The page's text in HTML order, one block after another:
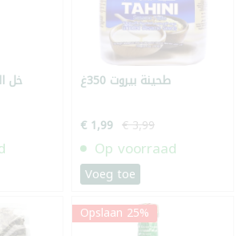
خل طحينة بيروت 350غ
€ 1,99 € 3,99
Op voorraad
Voeg toe
Opslaan 25%